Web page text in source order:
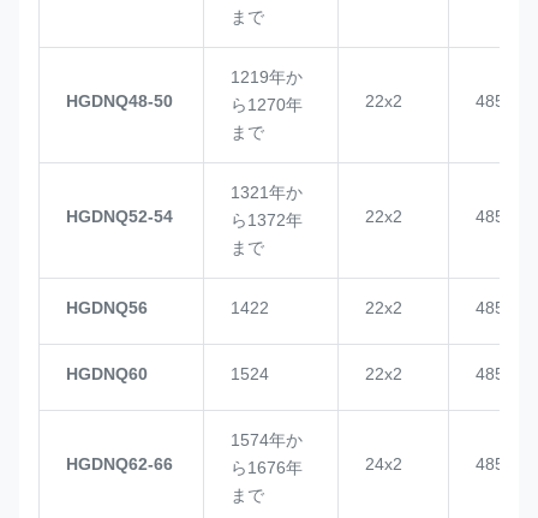
まで
HGDNQ48-50
1219年か
ら1270年
まで
22x2 4855
HGDNQ52-54
1321年か
ら1372年
まで
22x2 4855
HGDNQ56 1422 22x2 4855
HGDNQ60 1524 22x2 4855
HGDNQ62-66
1574年か
ら1676年
まで
24x2 4855